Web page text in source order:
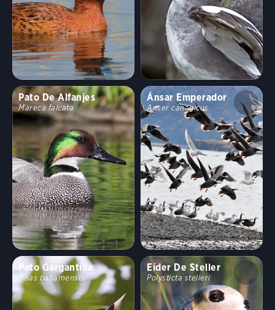
Pato De Alfanjes
Mareca falcata
Ánsar Emperador
Anser canagicus
Pato Gargantilla
Anas bahamensis
Eíder De Steller
Polysticta stelleri